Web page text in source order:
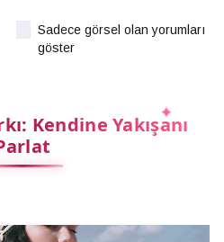
Sadece görsel olan yorumları
göster
Kendine Yakışanı